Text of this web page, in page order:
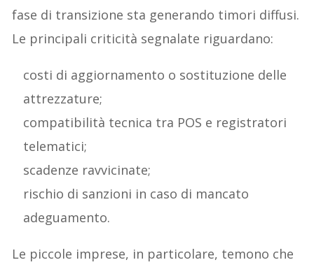
fase di transizione sta generando timori diffusi.
Le principali criticità segnalate riguardano:
costi di aggiornamento o sostituzione delle
attrezzature;
compatibilità tecnica tra POS e registratori
telematici;
scadenze ravvicinate;
rischio di sanzioni in caso di mancato
adeguamento.
Le piccole imprese, in particolare, temono che